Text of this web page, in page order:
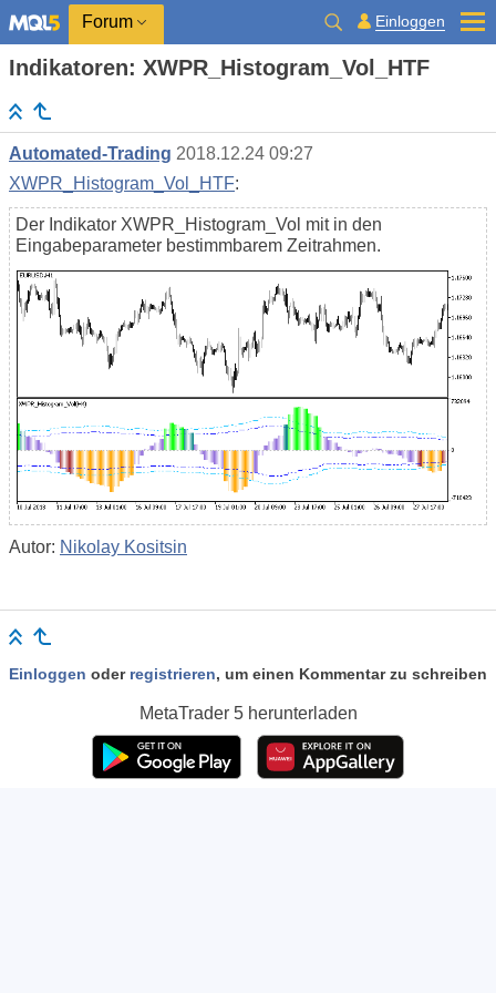
Forum Einloggen
Indikatoren: XWPR_Histogram_Vol_HTF
Automated-Trading 2018.12.24 09:27
XWPR_Histogram_Vol_HTF:
Der Indikator XWPR_Histogram_Vol mit in den
Eingabeparameter bestimmbarem Zeitrahmen.
Autor: Nikolay Kositsin
Einloggen oder registrieren, um einen Kommentar zu schreiben
MetaTrader 5herunterladen